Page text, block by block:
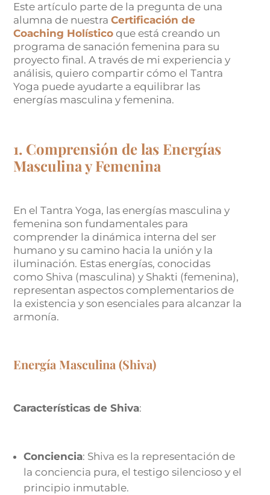
Este artículo parte de la pregunta de una
alumna de nuestraCertificación de
Coaching Holístico que está creando un
programa de sanación femenina para su
proyecto final. A través de mi experiencia y
análisis, quiero compartir cómo el Tantra
Yoga puede ayudarte a equilibrar las
energías masculina y femenina.
1. Comprensión de las Energías
Masculina y Femenina
En el Tantra Yoga, las energías masculina y
femenina son fundamentales para
comprender la dinámica interna del ser
humano y su camino hacia la unión y la
iluminación. Estas energías, conocidas
como Shiva (masculina) y Shakti (femenina),
representan aspectos complementarios de
la existencia y son esenciales para alcanzar la
armonía.
Energía Masculina (Shiva)
Características de Shiva:
Conciencia: Shiva es la representación de
la conciencia pura, el testigo silencioso y el
principio inmutable.